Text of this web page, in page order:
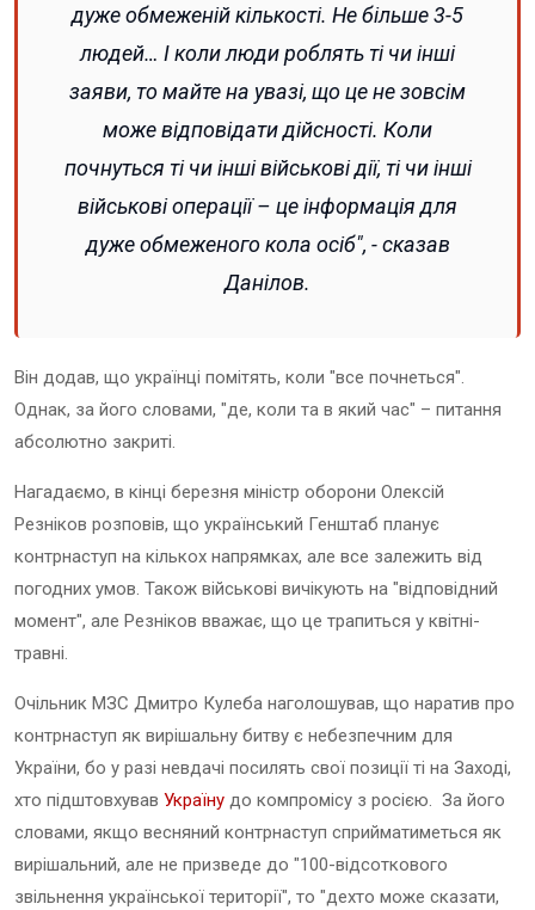
дуже обмеженій кількості. Не більше 3-5
людей… І коли люди роблять ті чи інші
заяви, то майте на увазі, що це не зовсім
може відповідати дійсності. Коли
почнуться ті чи інші військові дії, ті чи інші
військові операції – це інформація для
дуже обмеженого кола осіб", - сказав
Данілов.
Він додав, що українці помітять, коли "все почнеться".
Однак, за його словами, "де, коли та в який час" – питання
абсолютно закриті.
Нагадаємо, в кінці березня міністр оборони Олексій
Резніков розповів, що український Генштаб планує
контрнаступ на кількох напрямках, але все залежить від
погодних умов. Також військові вичікують на "відповідний
момент", але Резніков вважає, що це трапиться у квітні-
травні.
Очільник МЗС Дмитро Кулеба наголошував, що наратив про
контрнаступ як вирішальну битву є небезпечним для
України, бо у разі невдачі посилять свої позиції ті на Заході,
хто підштовхував Україну до компромісу з росією. За його
словами, якщо весняний контрнаступ сприйматиметься як
вирішальний, але не призведе до "100-відсоткового
звільнення української території", то "дехто може сказати,